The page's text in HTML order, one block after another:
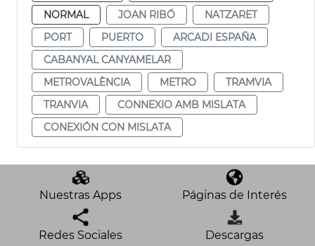
NORMAL
JOAN RIBÓ
NATZARET
PORT
PUERTO
ARCADI ESPAÑA
CABANYAL CANYAMELAR
METROVALÈNCIA
METRO
TRAMVIA
TRANVIA
CONNEXIO AMB MISLATA
CONEXIÓN CON MISLATA
Nuestras Apps Páginas de Interés
Redes Sociales Descargas